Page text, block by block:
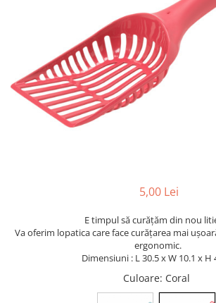
5,00 Lei
E timpul să curățăm din nou
Va oferim lopatica care face curățarea mai
ergonomic.
Dimensiuni : L 30.5 x W 10.1 x H
Culoare: Coral